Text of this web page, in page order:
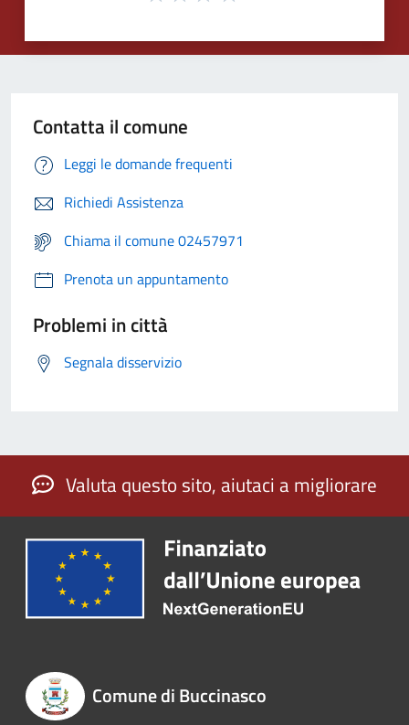
Contatta il comune
Leggi le domande frequenti
Richiedi Assistenza
Chiama il comune 02457971
Prenota un appuntamento
Problemi in città
Segnala disservizio
Valuta questo sito, aiutaci a migliorare
Comune di Buccinasco